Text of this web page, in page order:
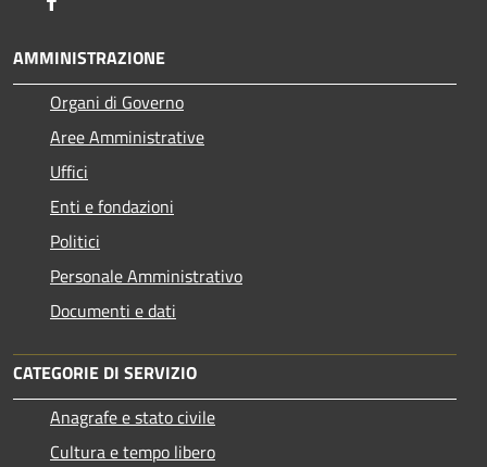
AMMINISTRAZIONE
Organi di Governo
Aree Amministrative
Uffici
Enti e fondazioni
Politici
Personale Amministrativo
Documenti e dati
CATEGORIE DI SERVIZIO
Anagrafe e stato civile
Cultura e tempo libero